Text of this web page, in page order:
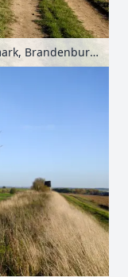
Feldweg am Grumsiner Forst, Uckermark, Brandenburg, Deutschland